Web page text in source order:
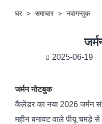
घर > समाचार > नवागन्तुक
2025-06-19
जर्मन नोटबुक
कैलेंडर का नया 2026 जर्मन
महीन बनावट वाले पीयू चमड़े से